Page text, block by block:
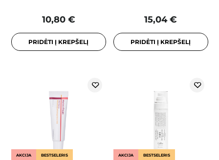
10,80 €
PRIDĖTI Į KREPŠELĮ
15,04 €
PRIDĖTI Į KREPŠELĮ
AKCIJA BESTSELERIS AKCIJA BESTSELERIS